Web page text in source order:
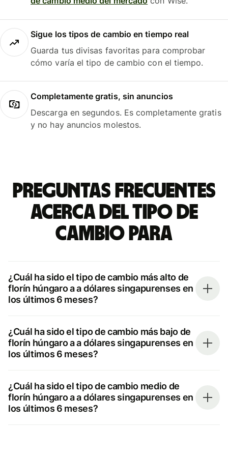
Sigue los tipos de cambio en tiempo real
Guarda tus divisas favoritas para comprobar
cómo varía el tipo de cambio con el tiempo.
Completamente gratis, sin anuncios
Descarga en segundos. Es completamente gratis
y no hay anuncios molestos.
Preguntas frecuentes
acerca del tipo de
cambio para
¿Cuál ha sido el tipo de cambio más alto de
florín húngaro a a dólares singapurenses en
los últimos 6 meses?
¿Cuál ha sido el tipo de cambio más bajo de
florín húngaro a a dólares singapurenses en
los últimos 6 meses?
¿Cuál ha sido el tipo de cambio medio de
florín húngaro a a dólares singapurenses en
los últimos 6 meses?